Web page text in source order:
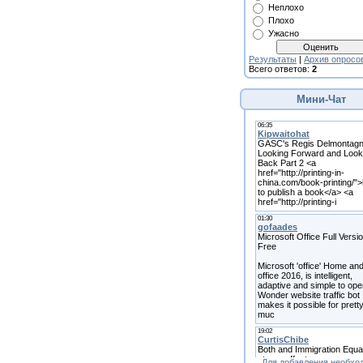
Неплохо
Плохо
Ужасно
Результаты | Архив
Всего ответов: 2
Мини-Чат